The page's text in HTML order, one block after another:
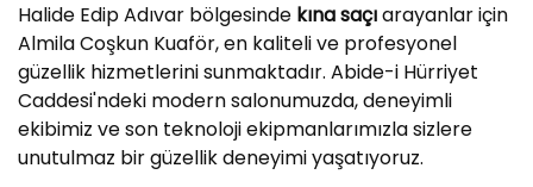
Halide Edip Adıvar bölgesinde kına saçıarayanlar için
Almila Coşkun Kuaför, en kaliteli ve profesyonel
güzellik hizmetlerini sunmaktadır. Abide-i Hürriyet
Caddesi'ndeki modern salonumuzda, deneyimli
ekibimiz ve son teknoloji ekipmanlarımızla sizlere
unutulmaz bir güzellik deneyimi yaşatıyoruz.